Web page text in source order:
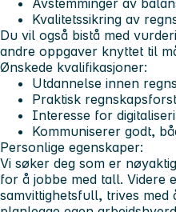
Kvalitetssikring av
Du vil også bistå med
andre oppgaver knyttet til
Ønskede kvalifikasjoner:
Utdannelse innen
Praktisk
Interesse for
Kommuniserer godt,
Personlige egenskaper:
Vi søker deg som er
for å jobbe med tall. Videre
samvittighetsfull, trives med